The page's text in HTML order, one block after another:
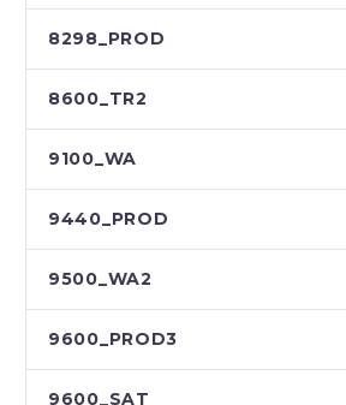
8298_PROD
8600_TR2
9100_WA
9440_PROD
9500_WA2
9600_PROD3
9600_SAT